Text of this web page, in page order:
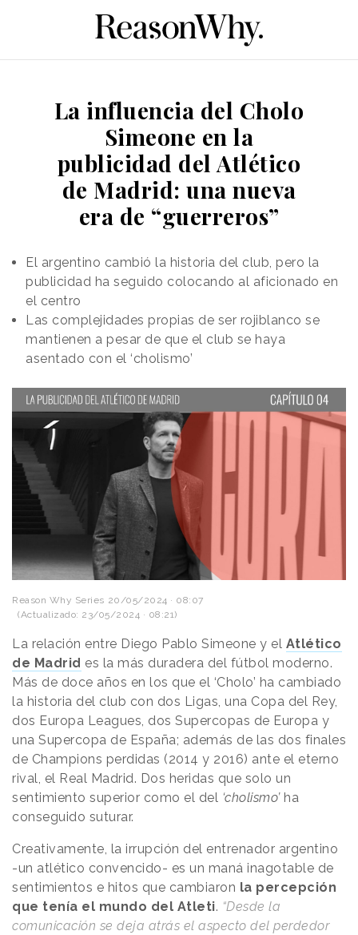
La influencia del Cholo
Simeone en la
publicidad del Atlético
de Madrid: una nueva
era de “guerreros”
El argentino cambió la historia del club, pero la
publicidad ha seguido colocando al aficionado en
el centro
Las complejidades propias de ser rojiblanco se
mantienen a pesar de que el club se haya
asentado con el ‘cholismo’
Reason Why Series 20/05/2024 · 08:07
(Actualizado: 23/05/2024 · 08:21)
La relación entre Diego Pablo Simeone y el Atlético
de Madrid es la más duradera del fútbol moderno.
Más de doce años en los que el ‘Cholo’ ha cambiado
la historia del club con dos Ligas, una Copa del Rey,
dos Europa Leagues, dos Supercopas de Europa y
una Supercopa de España; además de las dos finales
de Champions perdidas (2014 y 2016) ante el eterno
rival, el Real Madrid. Dos heridas que solo un
sentimiento superior como el del ‘cholismo’ha
conseguido suturar.
Creativamente, la irrupción del entrenador argentino
-un atlético convencido- es un maná inagotable de
sentimientos e hitos que cambiaron la percepción
que tenía el mundo del Atleti. “Desde la
comunicación se deja atrás el aspecto del perdedor